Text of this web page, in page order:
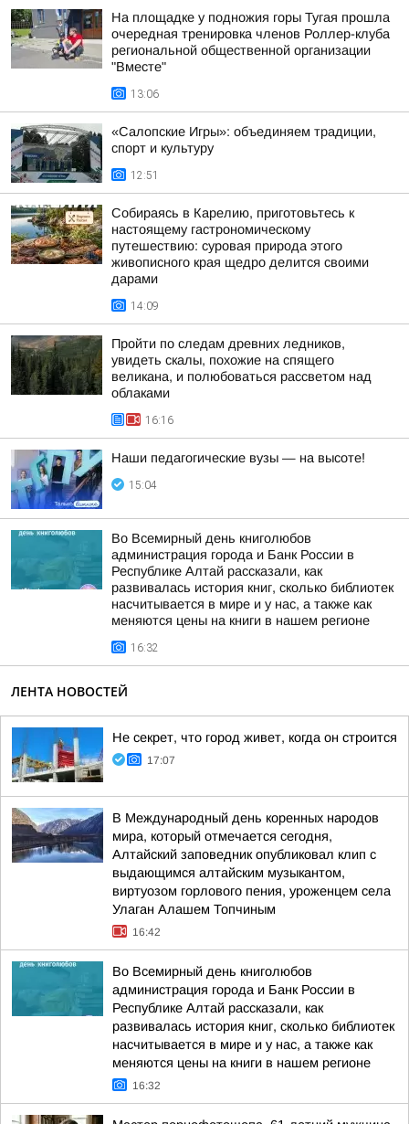
На площадке у подножия горы Тугая прошла
очередная тренировка членов Роллер-клуба
региональной общественной организации
"Вместе"
13:06
«Салопские Игры»: объединяем традиции,
спорт и культуру
12:51
Собираясь в Карелию, приготовьтесь к
настоящему гастрономическому
путешествию: суровая природа этого
живописного края щедро делится своими
дарами
14:09
Пройти по следам древних ледников,
увидеть скалы, похожие на спящего
великана, и полюбоваться рассветом над
облаками
16:16
Наши педагогические вузы — на высоте!
15:04
Во Всемирный день книголюбов
администрация города и Банк России в
Республике Алтай рассказали, как
развивалась история книг, сколько библиотек
насчитывается в мире и у нас, а также как
меняются цены на книги в нашем регионе
16:32
ЛЕНТА НОВОСТЕЙ
Не секрет, что город живет, когда он строится
17:07
В Международный день коренных народов
мира, который отмечается сегодня,
Алтайский заповедник опубликовал клип с
выдающимся алтайским музыкантом,
виртуозом горлового пения, уроженцем села
Улаган Алашем Топчиным
16:42
Во Всемирный день книголюбов
администрация города и Банк России в
Республике Алтай рассказали, как
развивалась история книг, сколько библиотек
насчитывается в мире и у нас, а также как
меняются цены на книги в нашем регионе
16:32